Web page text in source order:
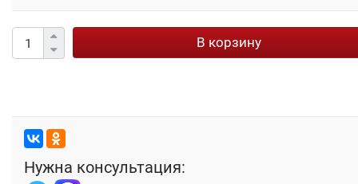
В корзину
Нужна консультация: